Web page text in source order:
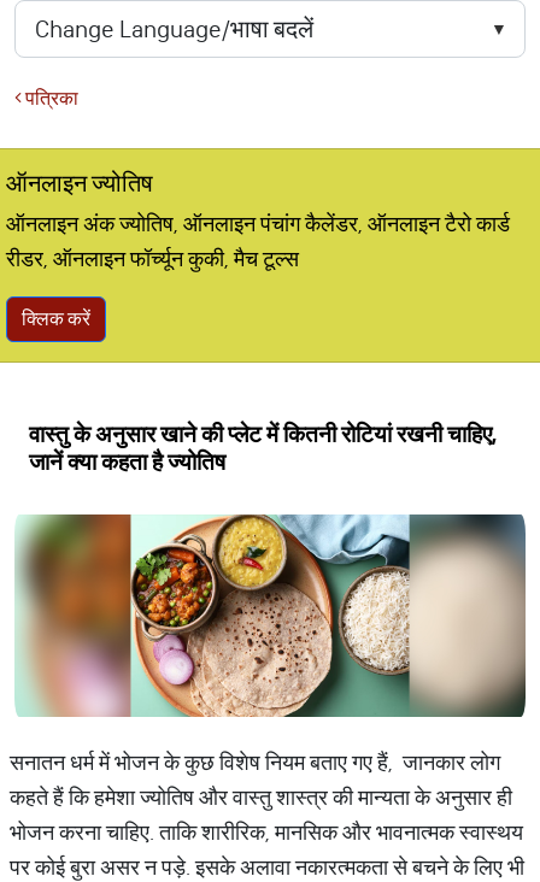
पत्रिका
ऑनलाइन ज्योतिष
ऑनलाइन अंक ज्योतिष, ऑनलाइन पंचांग कैलेंडर, ऑनलाइन टैरो कार्ड
रीडर, ऑनलाइन फॉर्च्यून कुकी, मैच टूल्स
क्लिक करें
वास्तु के अनुसार खाने की प्लेट में कितनी रोटियां रखनी चाहिए,
जानें क्या कहता है ज्योतिष
सनातन धर्म में भोजन के कुछ विशेष नियम बताए गए हैं, जानकार लोग
कहते हैं कि हमेशा ज्योतिष और वास्तु शास्त्र की मान्यता के अनुसार ही
भोजन करना चाहिए. ताकि शारीरिक, मानसिक और भावनात्मक स्वास्थय
पर कोई बुरा असर न पड़े. इसके अलावा नकारत्मकता से बचने के लिए भी